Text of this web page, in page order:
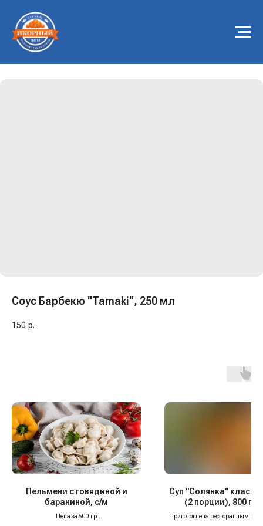
Соус Барбекю "Tamaki", 250 мл
150 р.
Пельмени с говядиной и
бараниной, с/м
Цена за 500 гр
Суп "Солянка"
(2 порции), 800 гр,
Приготовлена ресторанным